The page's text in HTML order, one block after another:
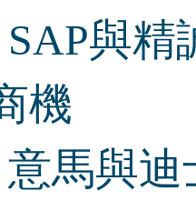
SAP與
機
馬與